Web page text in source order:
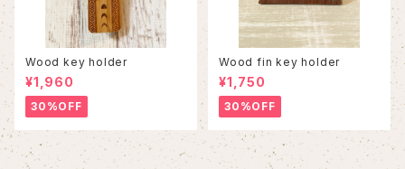
Wood key holder
¥1,960
30%OFF
Wood fin key holder
¥1,750
30%OFF